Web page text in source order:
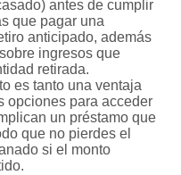
antes de cumplir
que pagar una
anticipado, además
ingresos que
retirada.
es tanto una ventaja
opciones para acceder
un préstamo que
que no pierdes el
si el monto